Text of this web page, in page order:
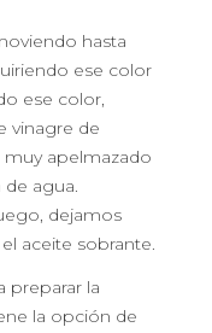
hasta
ese color
ese color,
vinagre de
muy apelmazado
agua.
dejamos
aceite sobrante.
preparar la
la opción de